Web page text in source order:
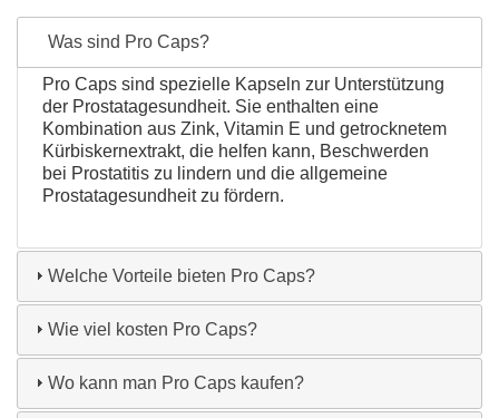
Was sind Pro Caps?
Pro Caps sind spezielle Kapseln zur Unterstützung
der Prostatagesundheit. Sie enthalten eine
Kombination aus Zink, Vitamin E und getrocknetem
Kürbiskernextrakt, die helfen kann, Beschwerden
bei Prostatitis zu lindern und die allgemeine
Prostatagesundheit zu fördern.
Welche Vorteile bieten Pro Caps?
Wie viel kosten Pro Caps?
Wo kann man Pro Caps kaufen?